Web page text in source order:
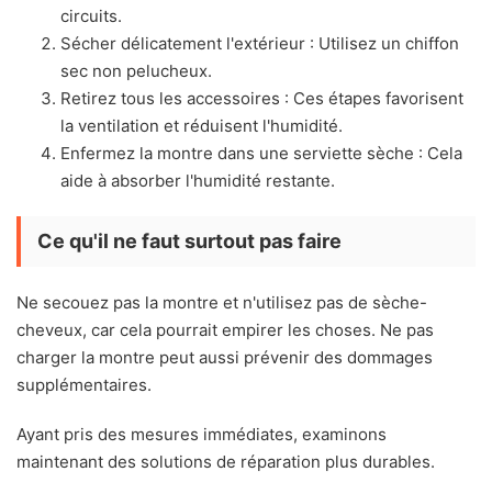
circuits.
Sécher délicatement l'extérieur : Utilisez un chiffon
sec non pelucheux.
Retirez tous les accessoires : Ces étapes favorisent
la ventilation et réduisent l'humidité.
Enfermez la montre dans une serviette sèche : Cela
aide à absorber l'humidité restante.
Ce qu'il ne faut surtout pas faire
Ne secouez pas la montre et n'utilisez pas de sèche-
cheveux, car cela pourrait empirer les choses. Ne pas
charger la montre peut aussi prévenir des dommages
supplémentaires.
Ayant pris des mesures immédiates, examinons
maintenant des solutions de réparation plus durables.